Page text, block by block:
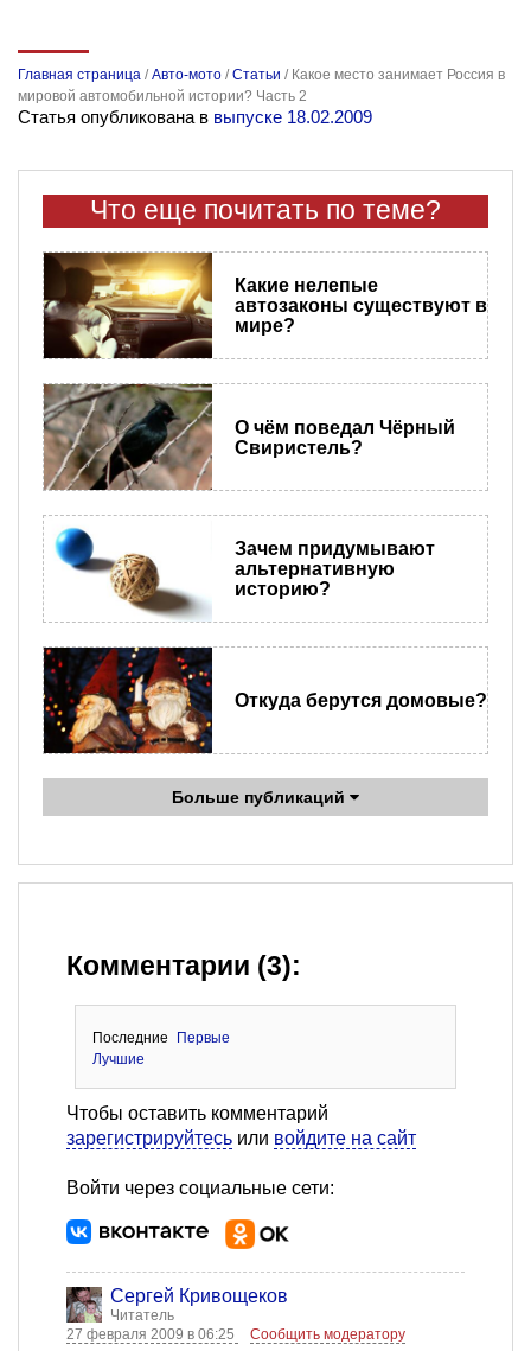
Главная страница /Авто-мото /Статьи / Какое место занимает Россия в
мировой автомобильной истории? Часть 2
Статья опубликована в выпуске 18.02.2009
Что еще почитать по теме?
​Какие нелепые
автозаконы существуют в
мире?
О чём поведал Чёрный
Свиристель?
Зачем придумывают
альтернативную
историю?
Откуда берутся домовые?
Больше публикаций
Комментарии (3):
Последние
Первые
Лучшие
Чтобы оставить комментарий
зарегистрируйтесь или войдите на сайт
Войти через социальные сети:
Сергей Кривощеков
Читатель
27 февраля 2009 в 06:25
Сообщить модератору